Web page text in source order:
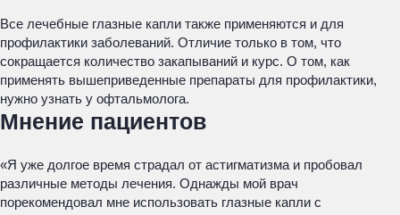
Все лечебные глазные капли также применяются и для
профилактики заболеваний. Отличие только в том, что
сокращается количество закапываний и курс. О том, как
применять вышеприведенные препараты для профилактики,
нужно узнать у офтальмолога.
Мнение пациентов
«Я уже долгое время страдал от астигматизма и пробовал
различные методы лечения. Однажды мой врач
порекомендовал мне использовать глазные капли с